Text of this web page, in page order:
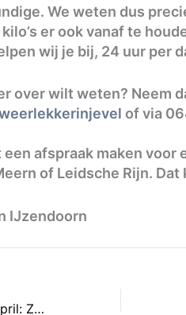
We weten dus
er ook vanaf te
wij je bij, 24 uur per
over wilt weten? Neem
of via
afspraak maken voor
of Leidsche Rijn. Dat
IJzendoorn
Weerbericht voor dinsdag 20 april: Zonnige perioden en een bui